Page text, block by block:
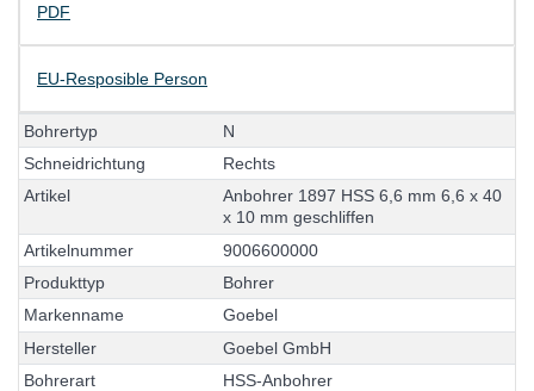
PDF
EU-Resposible Person
Bohrertyp
N
Schneidrichtung Rechts
Artikel Anbohrer 1897 HSS 6,6 mm 6,6 x 40
x 10 mm geschliffen
Artikelnummer 9006600000
Produkttyp Bohrer
Markenname Goebel
Hersteller Goebel GmbH
Bohrerart HSS-Anbohrer